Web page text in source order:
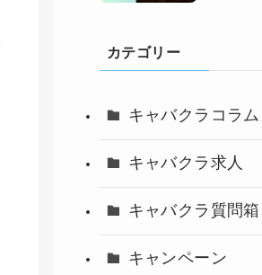
カテゴリー
キャバクラコラム
キャバクラ求人
キャバクラ質問箱
キャンペーン